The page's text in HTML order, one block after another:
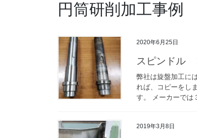
円筒研削加工事例
2020年6月25日
スピンドル
弊社は旋盤加工に
れば、コピーをし
す。 メーカーでは
2019年3月8日